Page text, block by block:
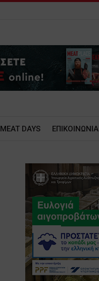
MEAT DAYS ΕΠΙΚΟΙΝΩΝΙΑ